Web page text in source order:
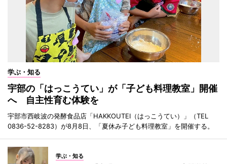
学ぶ・知る
宇部の「はっこうてい」が「子ども料理教室」開催
へ 自主性育む体験を
宇部市西岐波の発酵食品店「HAKKOUTEI（はっこうてい）」（TEL
0836-52-8283）が8月8日、「夏休み子ども料理教室」を開催する。
学ぶ・知る